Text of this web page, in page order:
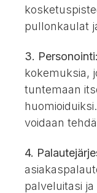
pullonkaulat
3. Personointi:
kokemuksia,
tuntemaan
voidaan
4.
palveluitasi